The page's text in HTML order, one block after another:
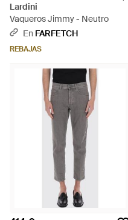
Lardini
Vaqueros Jimmy - Neutro
En FARFETCH
REBAJAS